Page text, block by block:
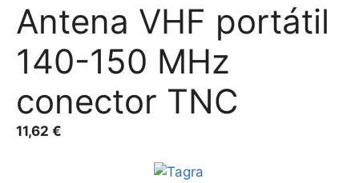
Antena VHF portátil
140-150 MHz
conector TNC
11,62 €